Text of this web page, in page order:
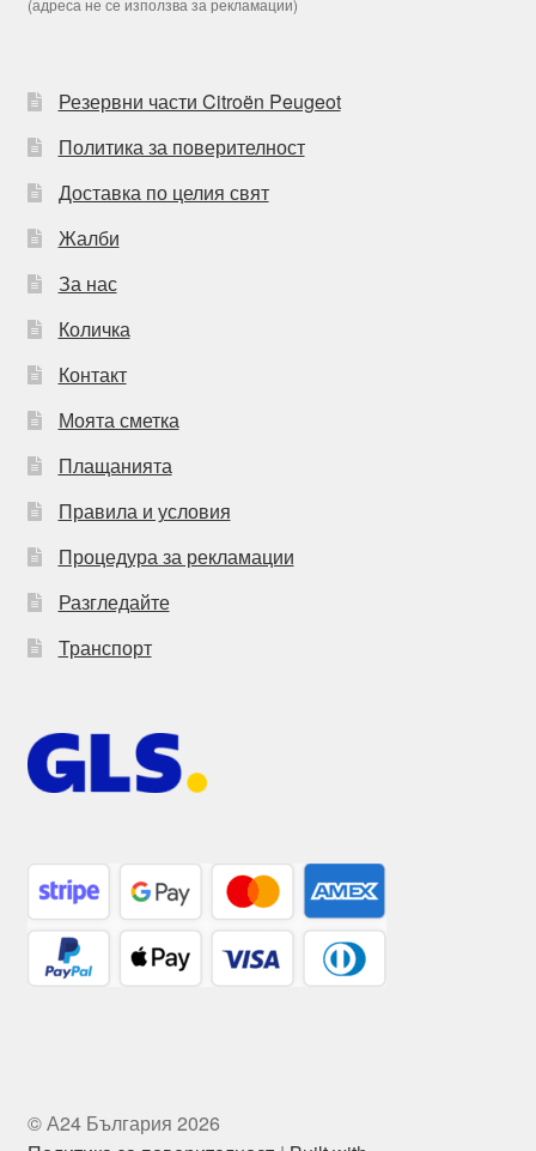
(адреса не се използва за рекламации)
Резервни части Citroën Peugeot
Политика за поверителност
Доставка по целия свят
Жалби
За нас
Количка
Контакт
Моята сметка
Плащанията
Правила и условия
Процедура за рекламации
Разгледайте
Транспорт
© А24 България 2026